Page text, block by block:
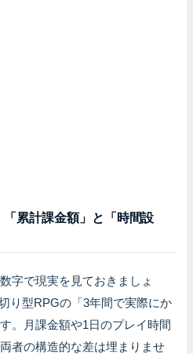
累計課金額」と「時間設
字で現実を見ておきましょ
り型RPGの「3年間で実際にか
。月課金額や1日のプレイ時間
者の構造的な差は埋まりませ